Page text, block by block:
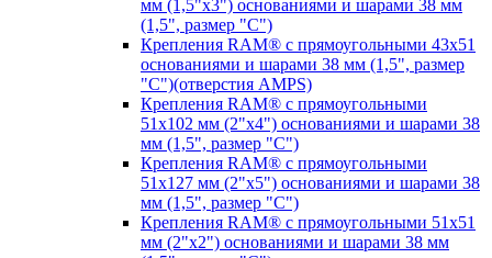
мм (1,5"х3") основаниями и шарами 38 мм
(1,5", размер "C")
Крепления RAM® с прямоугольными 43х51
основаниями и шарами 38 мм (1,5", размер
"C")(отверстия AMPS)
Крепления RAM® с прямоугольными
51х102 мм (2"х4") основаниями и шарами 38
мм (1,5", размер "C")
Крепления RAM® с прямоугольными
51х127 мм (2"х5") основаниями и шарами 38
мм (1,5", размер "C")
Крепления RAM® с прямоугольными 51х51
мм (2"х2") основаниями и шарами 38 мм